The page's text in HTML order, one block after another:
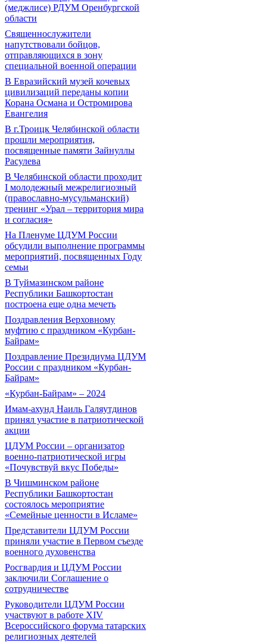
(меджлисе) РДУМ Оренбургской
области
Священнослужители
напутствовали бойцов,
отправляющихся в зону
специальной военной операции
В Евразийский музей кочевых
цивилизаций переданы копии
Корана Османа и Остромирова
Евангелия
В г.Троицк Челябинской области
прошли мероприятия,
посвященные памяти Зайнуллы
Расулева
В Челябинской области проходит
I молодежный межрелигиозный
(православно-мусульманский)
тренинг «Урал – территория мира
и согласия»
На Пленуме ЦДУМ России
обсудили выполнение программы
мероприятий, посвященных Году
семьи
В Туймазинском районе
Республики Башкортостан
построена еще одна мечеть
Поздравления Верховному
муфтию с праздником «Курбан-
Байрам»
Поздравление Президиума ЦДУМ
России с праздником «Курбан-
Байрам»
«Курбан-Байрам» – 2024
Имам-ахунд Наиль Галяутдинов
принял участие в патриотической
акции
ЦДУМ России – организатор
военно-патриотической игры
«Почувствуй вкус Победы»
В Чишминском районе
Республики Башкортостан
состоялось мероприятие
«Семейные ценности в Исламе»
Представители ЦДУМ России
приняли участие в Первом съезде
военного духовенства
Росгвардия и ЦДУМ России
заключили Соглашение о
сотрудничестве
Руководители ЦДУМ России
участвуют в работе XIV
Всероссийского форума татарских
религиозных деятелей